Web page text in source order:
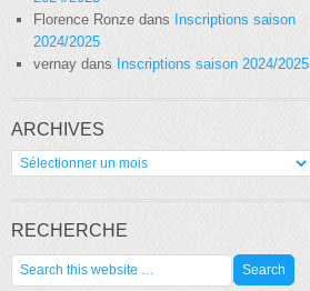
Florence Ronze dans Inscriptions saison
2024/2025
vernay dans Inscriptions saison 2024/2025
ARCHIVES
Archives
RECHERCHE